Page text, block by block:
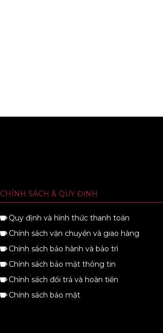
CHÍNH SÁCH & QUY ĐỊNH
Quy định và hình thức thanh toán
Chính sách vận chuyển và giao hàng
Chính sách bảo hành và bảo trì
Chính sách bảo mật thông tin
Chính sách đổi trả và hoàn tiền
Chính sách bảo mật